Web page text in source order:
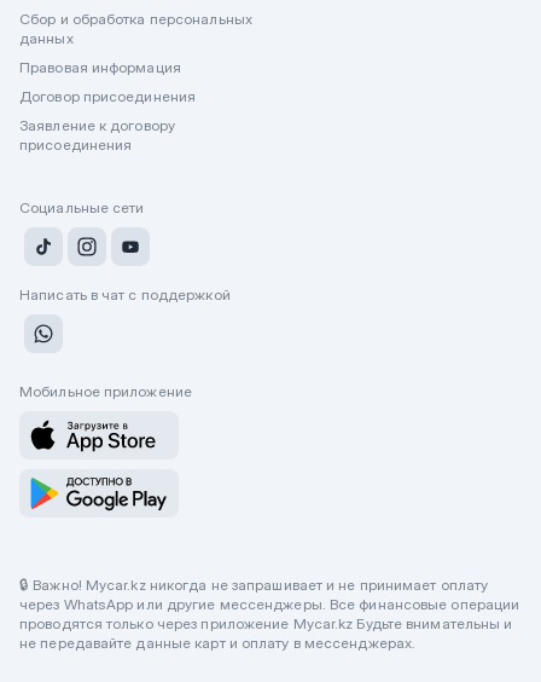
Сбор и обработка персональных
данных
Правовая информация
Договор присоединения
Заявление к договору
присоединения
Социальные сети
Написать в чат с поддержкой
Мобильное приложение
🔒 Важно! Mycar.kz никогда не запрашивает и не принимает оплату
через WhatsApp или другие мессенджеры. Все финансовые операции
проводятся только через приложение Mycar.kz Будьте внимательны и
не передавайте данные карт и оплату в мессенджерах.